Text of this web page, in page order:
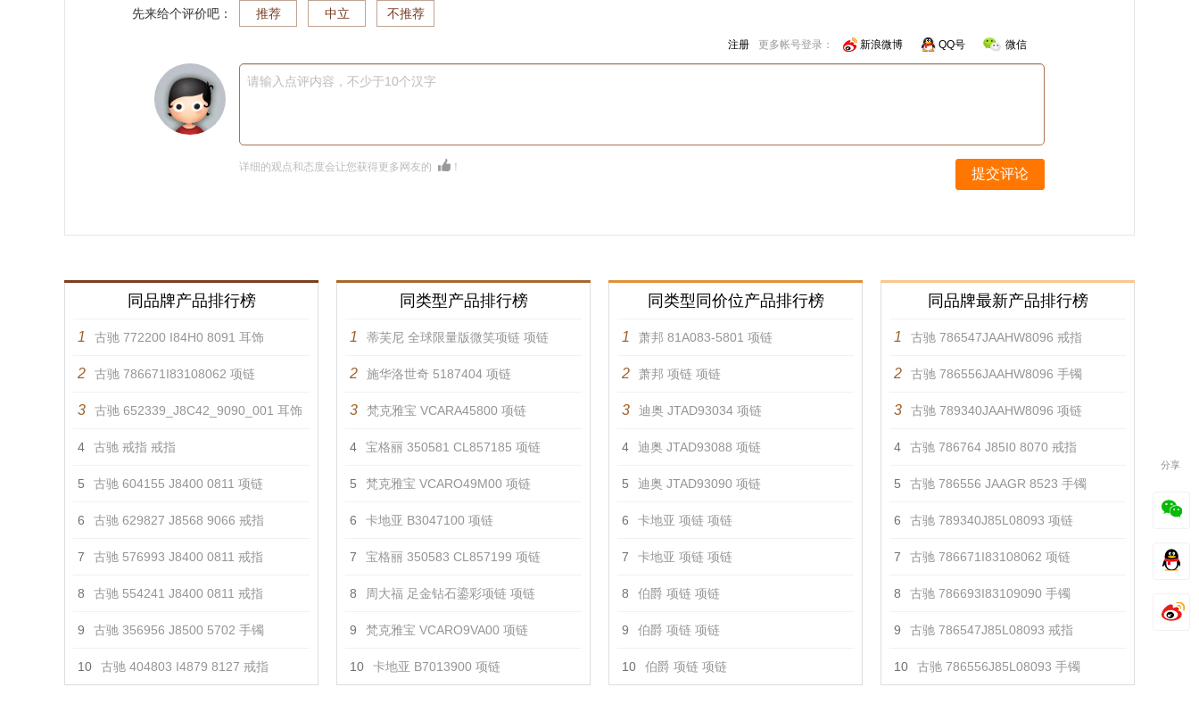
先来给个评价吧： 推荐 中立 不推荐
注册 更多帐号登录： 新浪微博 QQ号 微信
请输入点评内容，不少于10个汉字
详细的观点和态度会让您获得更多网友的 ！ 提交评论
同品牌产品排行榜
1 古驰 772200 I84H0 8091 耳饰
2 古驰 786671I83108062 项链
3 古驰 652339_J8C42_9090_001 耳饰
4 古驰 戒指 戒指
5 古驰 604155 J8400 0811 项链
6 古驰 629827 J8568 9066 戒指
7 古驰 576993 J8400 0811 戒指
8 古驰 554241 J8400 0811 戒指
9 古驰 356956 J8500 5702 手镯
10 古驰 404803 I4879 8127 戒指
同类型产品排行榜
1 蒂芙尼 全球限量版微笑项链 项链
2 施华洛世奇 5187404 项链
3 梵克雅宝 VCARA45800 项链
4 宝格丽 350581 CL857185 项链
5 梵克雅宝 VCARO49M00 项链
6 卡地亚 B3047100 项链
7 宝格丽 350583 CL857199 项链
8 周大福 足金钻石鎏彩项链 项链
9 梵克雅宝 VCARO9VA00 项链
10 卡地亚 B7013900 项链
同类型同价位产品排行榜
1 萧邦 81A083-5801 项链
2 萧邦 项链 项链
3 迪奥 JTAD93034 项链
4 迪奥 JTAD93088 项链
5 迪奥 JTAD93090 项链
6 卡地亚 项链 项链
7 卡地亚 项链 项链
8 伯爵 项链 项链
9 伯爵 项链 项链
10 伯爵 项链 项链
同品牌最新产品排行榜
1 古驰 786547JAAHW8096 戒指
2 古驰 786556JAAHW8096 手镯
3 古驰 789340JAAHW8096 项链
4 古驰 ‎786764 J85I0 8070 戒指
5 古驰 ‎786556 JAAGR 8523 手镯
6 古驰 789340J85L08093 项链
7 古驰 786671I83108062 项链
8 古驰 786693I83109090 手镯
9 古驰 786547J85L08093 戒指
10 古驰 786556J85L08093 手镯
分享